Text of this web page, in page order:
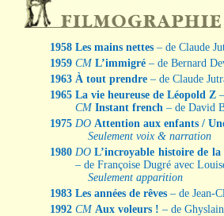
1958 Les mains nettes – de Claude
1959 CM L’immigré – de Bernard
1963 À tout prendre – de Claude
1965 La vie heureuse de Léopold Z
CM Instant french – de David
1975 DO Attention aux enfants /
Seulement voix & narration
1980 DO L’incroyable histoire de
– de Françoise Dugré avec
Seulement apparition
1983 Les années de rêves – de Jean-
1992 CM Aux voleurs ! – de